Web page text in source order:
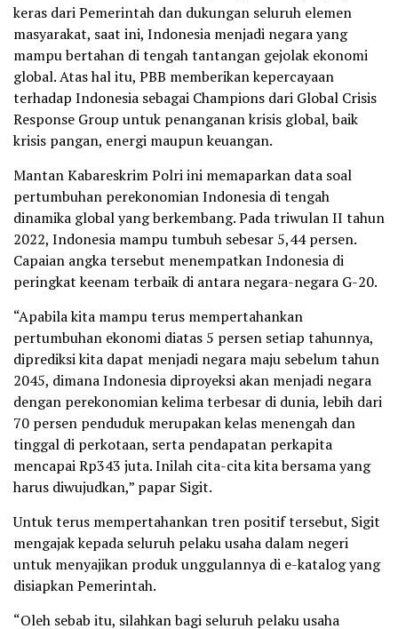
keras dari Pemerintah dan dukungan seluruh elemen
masyarakat, saat ini, Indonesia menjadi negara yang
mampu bertahan di tengah tantangan gejolak ekonomi
global. Atas hal itu, PBB memberikan kepercayaan
terhadap Indonesia sebagai Champions dari Global Crisis
Response Group untuk penanganan krisis global, baik
krisis pangan, energi maupun keuangan.
Mantan Kabareskrim Polri ini memaparkan data soal
pertumbuhan perekonomian Indonesia di tengah
dinamika global yang berkembang. Pada triwulan II tahun
2022, Indonesia mampu tumbuh sebesar 5,44 persen.
Capaian angka tersebut menempatkan Indonesia di
peringkat keenam terbaik di antara negara-negara G-20.
“Apabila kita mampu terus mempertahankan
pertumbuhan ekonomi diatas 5 persen setiap tahunnya,
diprediksi kita dapat menjadi negara maju sebelum tahun
2045, dimana Indonesia diproyeksi akan menjadi negara
dengan perekonomian kelima terbesar di dunia, lebih dari
70 persen penduduk merupakan kelas menengah dan
tinggal di perkotaan, serta pendapatan perkapita
mencapai Rp343 juta. Inilah cita-cita kita bersama yang
harus diwujudkan,” papar Sigit.
Untuk terus mempertahankan tren positif tersebut, Sigit
mengajak kepada seluruh pelaku usaha dalam negeri
untuk menyajikan produk unggulannya di e-katalog yang
disiapkan Pemerintah.
“Oleh sebab itu, silahkan bagi seluruh pelaku usaha